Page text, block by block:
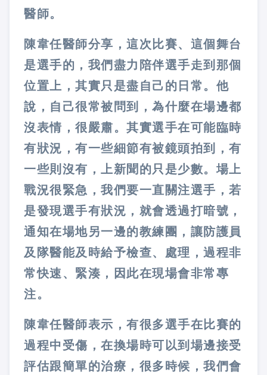
醫師。
陳韋任醫師分享，這次比賽、這個舞台
是選手的，我們盡力陪伴選手走到那個
位置上，其實只是盡自己的日常。他
說，自己很常被問到，為什麼在場邊都
沒表情，很嚴肅。其實選手在可能臨時
有狀況，有一些細節有被鏡頭拍到，有
一些則沒有，上新聞的只是少數。場上
戰況很緊急，我們要一直關注選手，若
是發現選手有狀況，就會透過打暗號，
通知在場地另一邊的教練團，讓防護員
及隊醫能及時給予檢查、處理，過程非
常快速、緊湊，因此在現場會非常專
注。
陳韋任醫師表示，有很多選手在比賽的
過程中受傷，在換場時可以到場邊接受
評估跟簡單的治療，很多時候，我們會